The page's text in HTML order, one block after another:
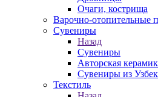
Очаги, кострища
Варочно-отопительные
Сувениры
Назад
Сувениры
Авторская
Сувениры из
Текстиль